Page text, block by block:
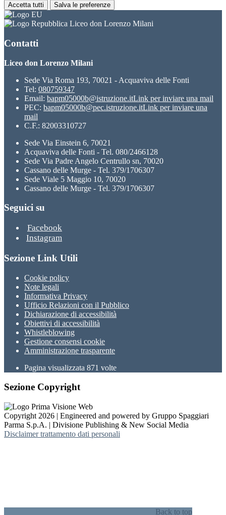
Accetta tutti Salva le preferenze
Liceo don Lorenzo Milani
Contatti
Liceo don Lorenzo Milani
Sede Via Roma 193, 70021 - Acquaviva delle Fonti
Tel: 080759347
Email: bapm05000b@istruzione.itLink per inviare una mail
PEC: bapm05000b@pec.istruzione.itLink per inviare una
mail
C.F.: 82003310727
Sede Via Einstein 6, 70021
Acquaviva delle Fonti - Tel. 080/2466128
Sede Via Padre Angelo Centrullo sn, 70020
Cassano delle Murge - Tel. 379/1706307
Sede Viale 5 Maggio 10, 70020
Cassano delle Murge - Tel. 379/1706307
Seguici su
Facebook
Instagram
Sezione Link Utili
Cookie policy
Note legali
Informativa Privacy
Ufficio Relazioni con il Pubblico
Dichiarazione di accessibilità
Obiettivi di accessibilità
Whistleblowing
Gestione consensi cookie
Amministrazione trasparente
Pagina visualizzata 871 volte
Sezione Copyright
Copyright 2026 | Engineered and powered by Gruppo Spaggiari
Parma S.p.A. | Divisione Publishing & New Social Media
Disclaimer trattamento dati personali
Back to top